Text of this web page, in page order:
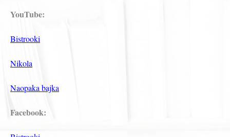
YouTube:
Bistrooki
Nikola
Naopaka bajka
Facebook: